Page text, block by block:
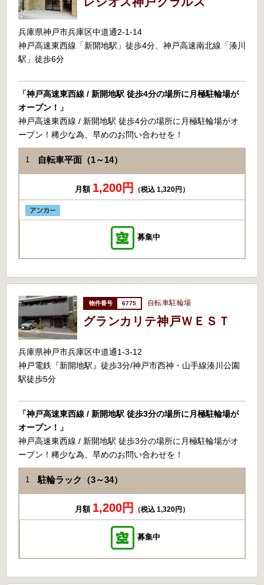
兵庫県神戸市兵庫区中道通2-1-14
神戸高速東西線「新開地駅」徒歩4分、神戸高速南北線「湊川
駅」徒歩6分
「神戸高速東西線 / 新開地駅 徒歩4分の場所に月極駐輪場が
オープン！」
神戸高速東西線 / 新開地駅 徒歩4分の場所に月極駐輪場がオ
ープン！稀少な為、早めのお問い合わせを！
1 自転車平面（1～14）
月額 1,200円 （税込 1,320円）
募集中
6775 自転車駐輪場
グランカリテ神戸ＷＥＳＴ
兵庫県神戸市兵庫区中道通1-3-12
神戸電鉄『新開地駅』徒歩3分/神戸市西神・山手線湊川公園
駅徒歩5分
「神戸高速東西線 / 新開地駅 徒歩3分の場所に月極駐輪場が
オープン！」
神戸高速東西線 / 新開地駅 徒歩3分の場所に月極駐輪場がオ
ープン！稀少な為、早めのお問い合わせを！
1 駐輪ラック（3～34）
月額 1,200円 （税込 1,320円）
募集中